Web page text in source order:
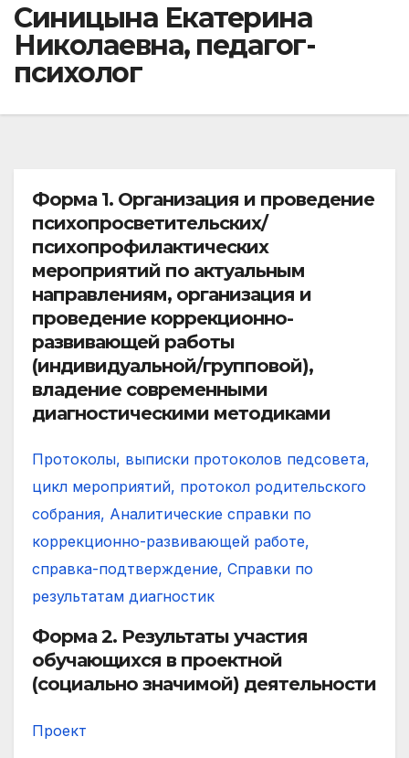
Синицына Екатерина
Николаевна, педагог-
психолог
Форма 1. Организация и проведение
психопросветительских/
психопрофилактических
мероприятий по актуальным
направлениям, организация и
проведение коррекционно-
развивающей работы
(индивидуальной/групповой),
владение современными
диагностическими методиками
Протоколы, выписки протоколов педсовета,
цикл мероприятий, протокол родительского
собрания, Аналитические справки по
коррекционно-развивающей работе,
справка-подтверждение, Справки по
результатам диагностик
Форма 2. Результаты участия
обучающихся в проектной
(социально значимой) деятельности
Проект